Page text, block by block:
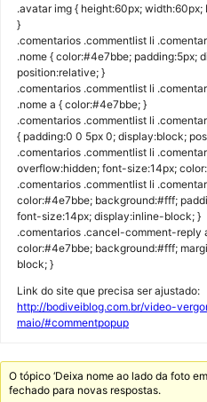
.avatar img { height:60px;
}
.comentarios .commentlist li
.nome { color:#4e7bbe; padding:5px;
position:relative; }
.comentarios .commentlist li
.nome a { color:#4e7bbe; }
.comentarios .commentlist li
{ padding:0 0 5px 0; display:block;
.comentarios .commentlist li
overflow:hidden; font-size:14px;
.comentarios .commentlist li
color:#4e7bbe; background:#fff;
font-size:14px; display:inline-block; }
.comentarios .cancel-comment-reply
color:#4e7bbe; background:#fff;
block; }
Link do site que precisa ser ajustado:
http://bodiveiblog.com.br/video-
maio/#commentpopup
O tópico ‘Deixa nome ao lado da foto
fechado para novas respostas.